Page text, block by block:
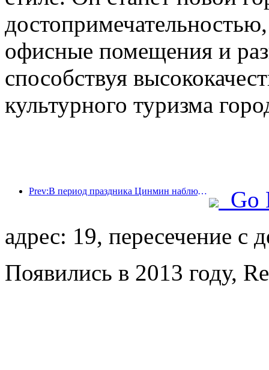
офисные помещения и
способствуя
культурного туризма
Prev:В период праздника Цинмин наблюдался всплеск путешествий из-за продленных отпусков, а поездки и любование цветами способствовали увеличению числа посетителей во многих городах.
Go
адрес: 19, пересечение с
Появились в 2013 году,